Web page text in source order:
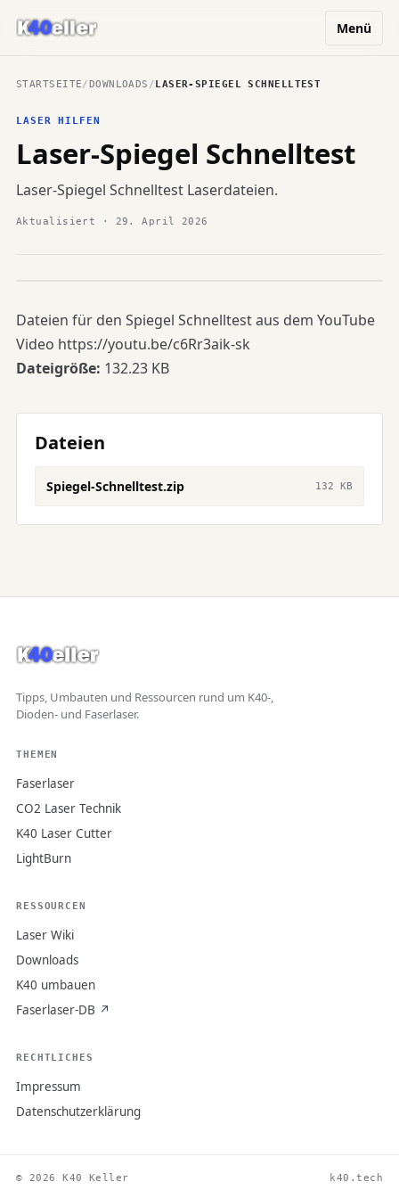
Menü
STARTSEITE/DOWNLOADS /LASER-SPIEGEL SCHNELLTEST
LASER HILFEN
Laser-Spiegel Schnelltest
Laser-Spiegel Schnelltest Laserdateien.
Aktualisiert · 29. April 2026
Dateien für den Spiegel Schnelltest aus dem YouTube
Video https://youtu.be/c6Rr3aik-sk
Dateigröße: 132.23 KB
Dateien
Spiegel-Schnelltest.zip 132 KB
Tipps, Umbauten und Ressourcen rund um K40-,
Dioden- und Faserlaser.
THEMEN
Faserlaser
CO2 Laser Technik
K40 Laser Cutter
LightBurn
RESSOURCEN
Laser Wiki
Downloads
K40 umbauen
Faserlaser-DB ↗
RECHTLICHES
Impressum
Datenschutzerklärung
© 2026 K40 Keller k40.tech